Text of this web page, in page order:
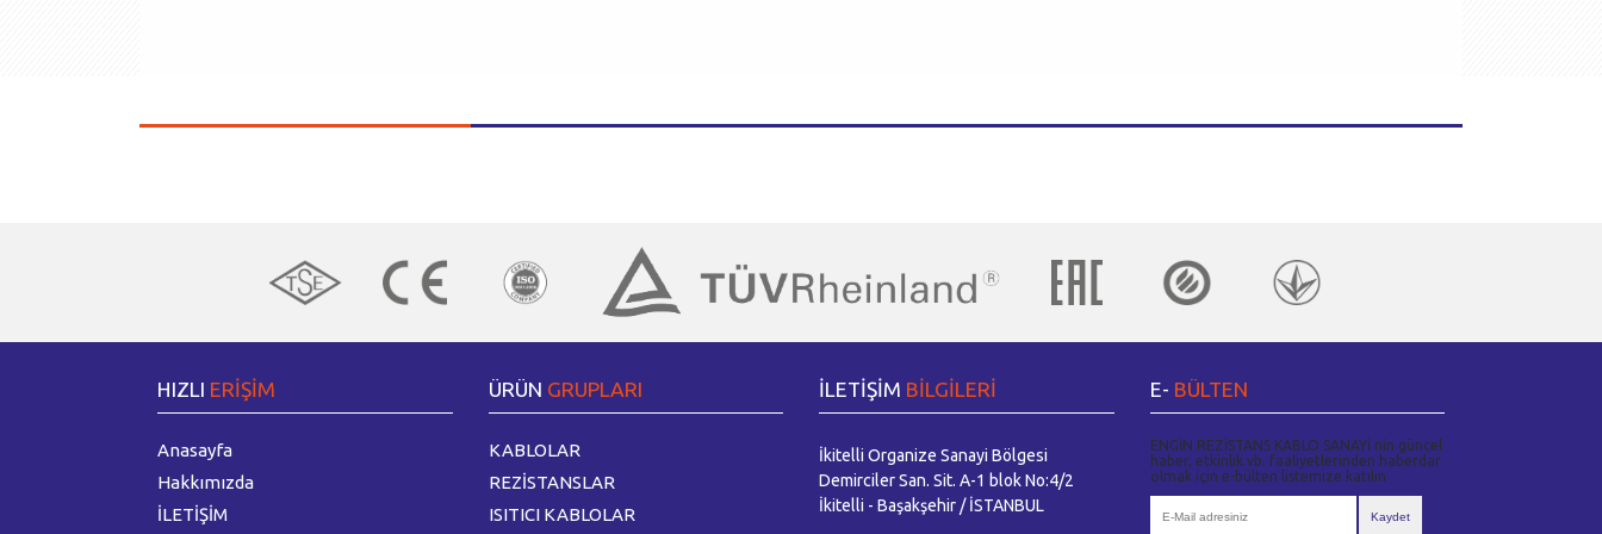
HIZLI ERİŞİM
Anasayfa
Hakkımızda
İLETİŞİM
ÜRÜN GRUPLARI
KABLOLAR
REZİSTANSLAR
ISITICI KABLOLAR
İLETİŞİM BİLGİLERİ
İkitelli Organize Sanayi Bölgesi
Demirciler San. Sit. A-1 blok No:4/2
İkitelli - Başakşehir / İSTANBUL
E- BÜLTEN
ENGİN REZİSTANS KABLO SANAYİ nin güncel
haber, etkinlik vb. faaliyetlerinden haberdar
olmak için e-bülten listemize katılın